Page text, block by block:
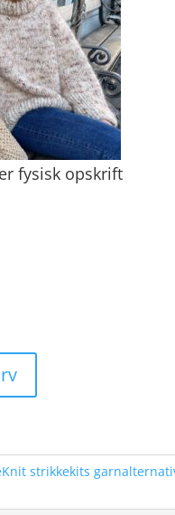
fysisk opskrift
strikkekits